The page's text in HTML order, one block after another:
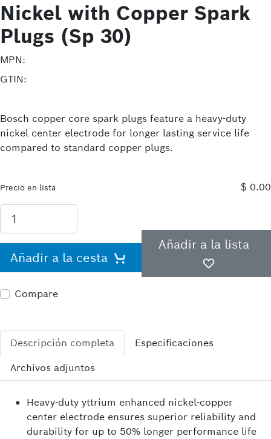
Nickel with Copper Spark
Plugs (Sp 30)
MPN:
GTIN:
Bosch copper core spark plugs feature a heavy-duty
nickel center electrode for longer lasting service life
compared to standard copper plugs.
Precio en lista $ 0.00
Añadir a la cesta
Añadir a la lista
Compare
Descripción completa
Especificaciones
Archivos adjuntos
Heavy-duty yttrium enhanced nickel-copper
center electrode ensures superior reliability and
durability for up to 50% longer performance life